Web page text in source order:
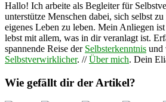
Hallo! Ich arbeite als Begleiter für
unterstütze Menschen dabei, sich selbst
eigenes Leben zu leben. Mein Anliegen
lebst mit allem, was in dir veranlagt ist.
spannende Reise der Selbsterkenntnis und
Selbstverwirklicher. //Über mich. Dein
Wie gefällt dir der Artikel?